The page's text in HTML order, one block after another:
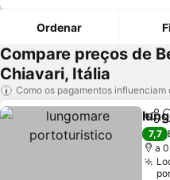
Ordenar
Compare preços de
Chiavari, Itália
Como os pagamentos influenciam
7,7
a